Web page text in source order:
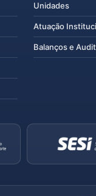
Unidades
Atuação
Balanços e